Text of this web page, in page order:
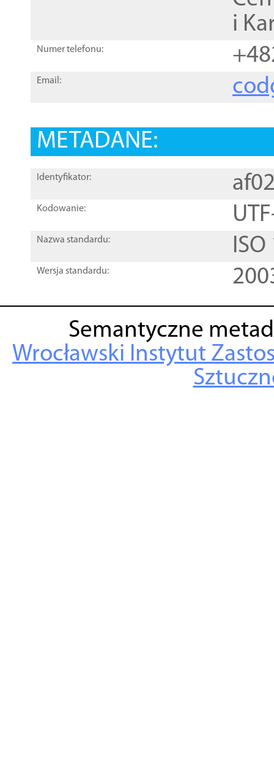
i
Numer telefonu:
Email:
METADANE:
Identyfikator:
Kodowanie:
Nazwa standardu:
Wersja standardu:
Semantyczne
Wrocławski Instytut